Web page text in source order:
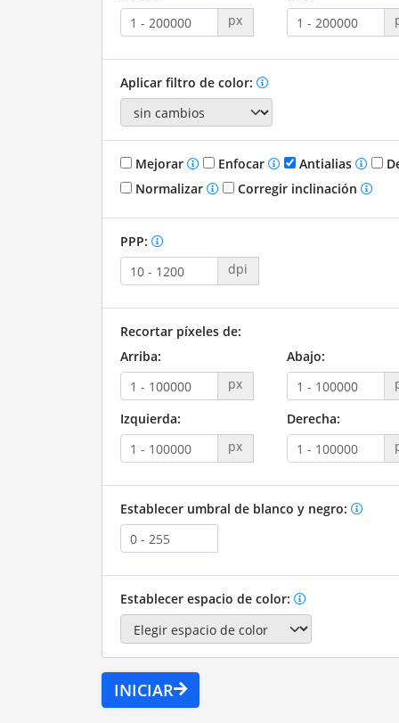
px
Aplicar filtro de color:
Mejorar Enfocar Antialias
Normalizar
Corregir inclinación
PPP:
dpi
Recortar píxeles de:
Arriba:
px
Abajo:
Izquierda:
px
Derecha:
Establecer umbral de blanco y negro:
Establecer espacio de color:
INICIAR